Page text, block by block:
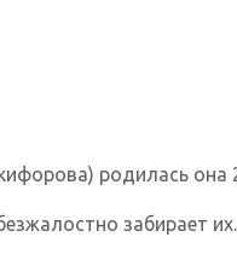
родилась она
забирает